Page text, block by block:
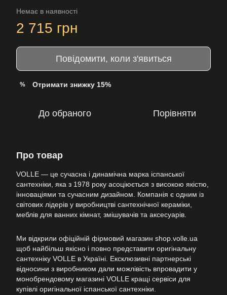
Немає в наявності
2 715 грн
Повідомити, коли з'явиться
% Отримати знижку 15%
До обраного Порівняти
Про товар
VOLLE — це сучасна і динамічна марка іспанської
сантехніки, яка з 1978 року асоціюється з високою якістю,
інноваціями та сучасним дизайном. Компанія є одним із
світових лідерів у виробництві сантехнічної кераміки,
меблів для ванних кімнат, змішувачів та аксесуарів.
Ми відкрили офіційній фірмовий магазин shop.volle.ua
щоб найбільш якісно і повно представити оригінальну
сантехніку VOLLE в Україні. Ексклюзивні партнерські
відносини з виробником дали можлівість впровадити у
монобрендовому магазині VOLLE кращі сервіси для
купівлі оригінальної іспанської сантехніки.